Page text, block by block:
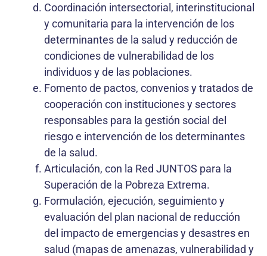
Coordinación intersectorial, interinstitucional
y comunitaria para la intervención de los
determinantes de la salud y reducción de
condiciones de vulnerabilidad de los
individuos y de las poblaciones.
Fomento de pactos, convenios y tratados de
cooperación con instituciones y sectores
responsables para la gestión social del
riesgo e intervención de los determinantes
de la salud.
Articulación, con la Red JUNTOS para la
Superación de la Pobreza Extrema.
Formulación, ejecución, seguimiento y
evaluación del plan nacional de reducción
del impacto de emergencias y desastres en
salud (mapas de amenazas, vulnerabilidad y